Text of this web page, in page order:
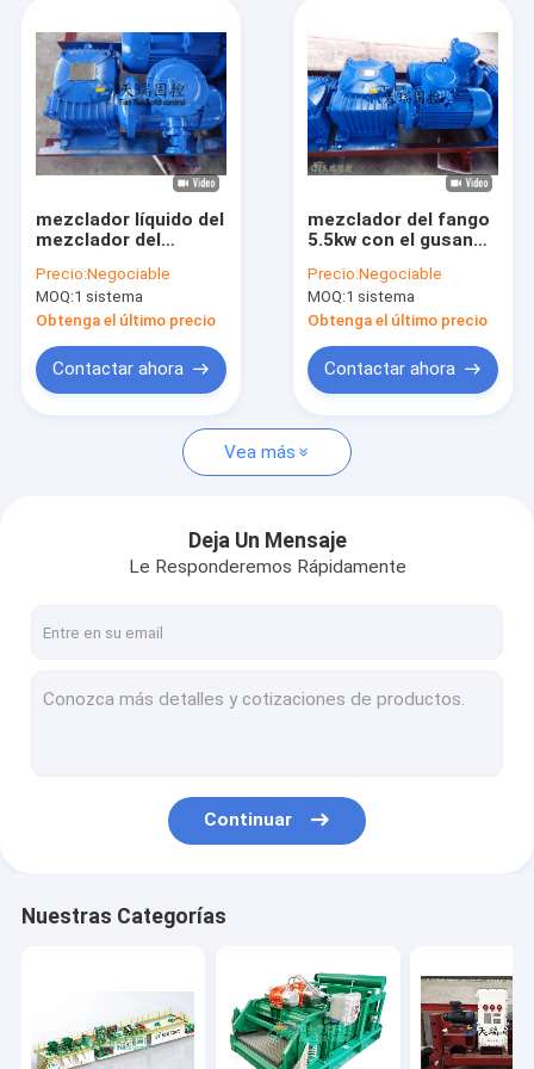
mezclador líquido del
mezclador del
3KW.Solid/mezclador
hidráulico del fango
para la perforación
petrolífera
Precio:Negociable
MOQ:1 sistema
Obtenga el último precio
Contactar ahora
mezclador del fango
5.5kw con el gusano
gearbox.agitator con
la caja helicoidal del
engranaje cónico
Precio:Negociable
MOQ:1 sistema
Obtenga el último precio
Contactar ahora
Vea más
Deja Un Mensaje
Le Responderemos Rápidamente
Continuar
Nuestras Categorías